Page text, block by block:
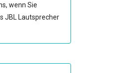
wenn Sie
JBL Lautsprecher